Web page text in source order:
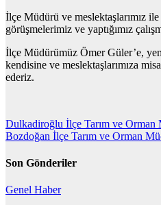
İlçe Müdürü ve meslektaşlarımız
görüşmelerimiz ve yaptığımız
İlçe Müdürümüz Ömer Güler’e,
kendisine ve meslektaşlarımıza
ederiz.
Yazı
gezinmesi
Dulkadiroğlu İlçe Tarım ve Orman
Bozdoğan İlçe Tarım ve Orman
Son Gönderiler
Genel Haber